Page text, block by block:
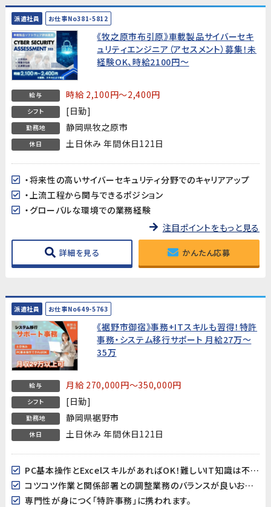
派遣社員 お仕事No381-5812
《牧之原市布引原》車載製品サイバーセキ
ュリティエンジニア（アセスメント）募集！未
経験OK、時給2100円～
給与 時給 2,100円～2,400円
シフト [日勤]
勤務地 静岡県牧之原市
休日 土日休み 年間休日121日
・将来性の高いサイバーセキュリティ分野でのキャリアアップ
・上流工程から関与できるポジション
・グローバルな環境での業務経験
注目ポイントをもっと見る
詳細を見る かんたん応募
派遣社員 お仕事No649-5763
《裾野市御宿》事務+ITスキルも習得！特許
事務・システム移行サポート 月給27万～
35万
給与 月給 270,000円～350,000円
シフト [日勤]
勤務地 静岡県裾野市
休日 土日休み 年間休日121日
PC基本操作とExcelスキルがあればOK！難しいIT知識は不要です。
コツコツ作業と関係部署との調整業務のバランスが良いお仕事です。
専門性が身につく「特許事務」に携われます。